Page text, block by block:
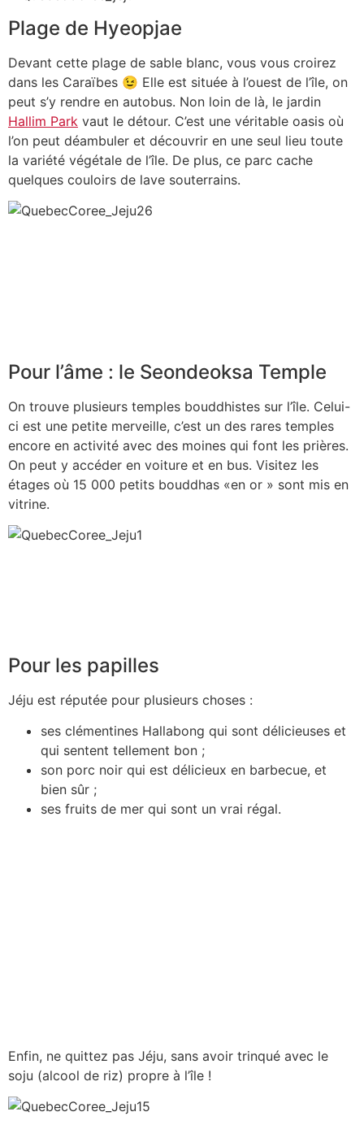
Plage de Hyeopjae
Devant cette plage de sable blanc, vous vous croirez
dans les Caraïbes 😉 Elle est située à l’ouest de l’île, on
peut s’y rendre en autobus. Non loin de là, le jardin
Hallim Park vaut le détour. C’est une véritable oasis où
l’on peut déambuler et découvrir en une seul lieu toute
la variété végétale de l’île. De plus, ce parc cache
quelques couloirs de lave souterrains.
Pour l’âme : le Seondeoksa Temple
On trouve plusieurs temples bouddhistes sur l’île. Celui-
ci est une petite merveille, c’est un des rares temples
encore en activité avec des moines qui font les prières.
On peut y accéder en voiture et en bus. Visitez les
étages où 15 000 petits bouddhas «en or » sont mis en
vitrine.
Pour les papilles
Jéju est réputée pour plusieurs choses :
ses clémentines Hallabong qui sont délicieuses et
qui sentent tellement bon ;
son porc noir qui est délicieux en barbecue, et
bien sûr ;
ses fruits de mer qui sont un vrai régal.
Enfin, ne quittez pas Jéju, sans avoir trinqué avec le
soju (alcool de riz) propre à l’île !